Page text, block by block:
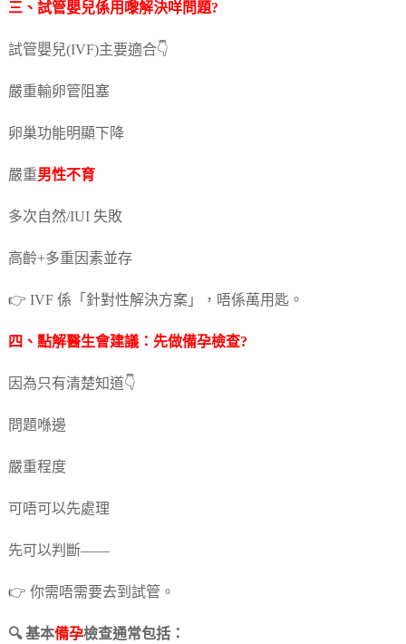
三、試管嬰兒係用嚟解決咩問題?
試管嬰兒(IVF)主要適合👇
嚴重輸卵管阻塞
卵巢功能明顯下降
嚴重男性不育
多次自然/IUI 失敗
高齡+多重因素並存
👉 IVF 係「針對性解決方案」，唔係萬用匙。
四、點解醫生會建議：先做備孕檢查?
因為只有清楚知道👇
問題喺邊
嚴重程度
可唔可以先處理
先可以判斷——
👉 你需唔需要去到試管。
🔍 基本備孕檢查通常包括：